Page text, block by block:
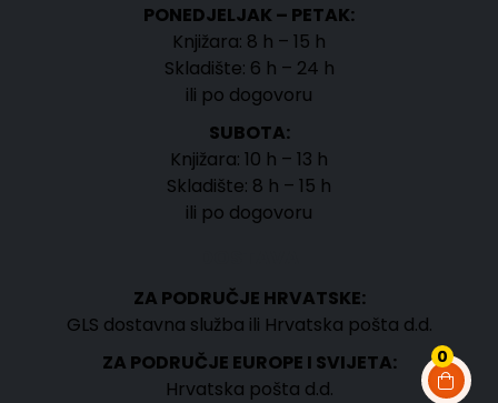
0
PONEDJELJAK – PETAK:
Knjižara: 8 h – 15 h
Skladište: 6 h – 24 h
ili po dogovoru
SUBOTA:
Knjižara: 10 h – 13 h
Skladište: 8 h – 15 h
ili po dogovoru
ZA PODRUČJE HRVATSKE:
GLS dostavna služba ili Hrvatska pošta d.d.
ZA PODRUČJE EUROPE I SVIJETA:
Hrvatska pošta d.d.